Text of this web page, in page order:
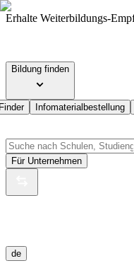
Erhalte Weiterbildungs-
Bildung finden
Infomaterialbestellung
Für Unternehmen
de